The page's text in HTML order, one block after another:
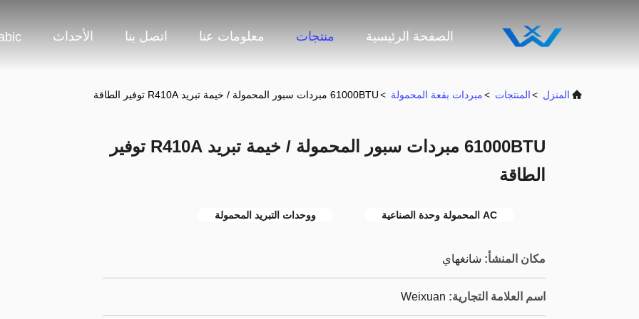
الصفحة الرئيسية منتجات معلومات عنا اتصل بنا الأحداث
المنزل >المنتجات >مبردات بقعة المحمولة >61000BTU مبردات سبور المحمولة / خيمة تبريد R410A توفير الطاقة
61000BTU مبردات سبور المحمولة / خيمة تبريد R410A توفير
الطاقة
AC المحمولة وحدة الصناعية ووحدات التبريد المحمولة
مكان المنشأ: شانغهاي
اسم العلامة التجارية: Weixuan